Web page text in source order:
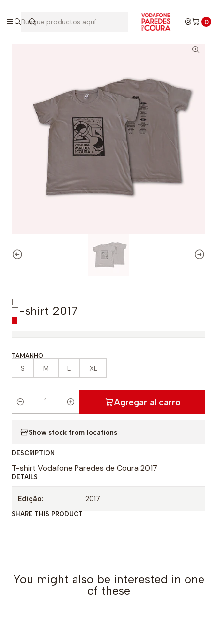
0
|
T-shirt 2017
TAMANHO
S M L XL
d
Agregar al carro
Show stock from locations
DESCRIPTION
T-shirt Vodafone Paredes de Coura 2017
DETAILS
Edição: 2017
SHARE THIS PRODUCT
You might also be interested in one
of these